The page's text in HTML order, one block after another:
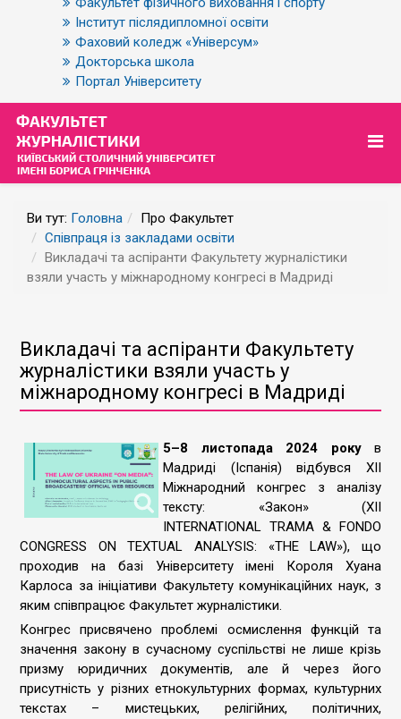
Інститут післядипломної освіти
Фаховий коледж «Універсум»
Докторська школа
Портал Університету
Ви тут: Головна
Про Факультет
Співпраця із закладами освіти
Викладачі та аспіранти Факультету журналістики
взяли участь у міжнародному конгресі в Мадриді
Викладачі та аспіранти Факультету
журналістики взяли участь у
міжнародному конгресі в Мадриді
5–8 листопада 2024 рокув
Мадриді (Іспанія) відбувся XII
Міжнародний конгрес з аналізу
тексту: «Закон» (XII
INTERNATIONAL TRAMA & FONDO
CONGRESS ON TEXTUAL ANALYSIS: «THE LAW»), що
проходив на базі Університету імені Короля Хуана
Карлоса за ініціативи Факультету комунікаційних наук, з
яким співпрацює Факультет журналістики.
Конгрес присвячено проблемі осмислення функцій та
значення закону в сучасному суспільстві не лише крізь
призму юридичних документів, але й через його
присутність у різних етнокультурних формах, культурних
текстах – мистецьких, релігійних, політичних,